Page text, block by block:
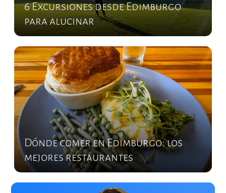
6 Excursiones desde Edimburgo
para alucinar
Dónde comer en Edimburgo: los
mejores restaurantes